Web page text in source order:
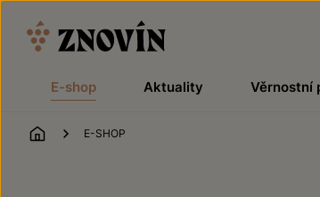
E-shop Aktuality Věrnostní
ÚVOD
E-SHOP